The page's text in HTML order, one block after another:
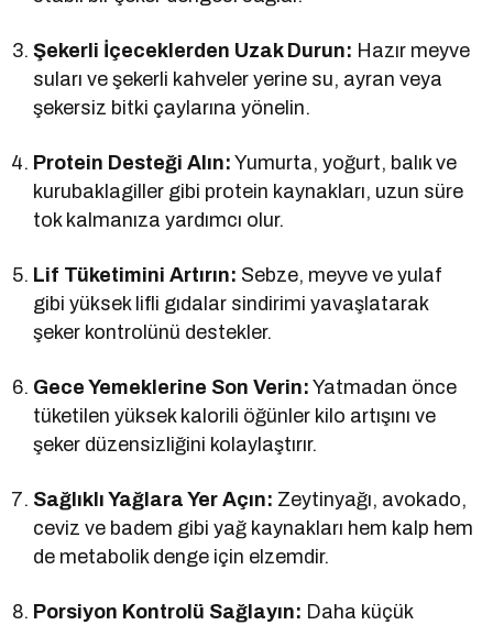
Şekerli İçeceklerden Uzak Durun: Hazır meyve
suları ve şekerli kahveler yerine su, ayran veya
şekersiz bitki çaylarına yönelin.
Protein Desteği Alın: Yumurta, yoğurt, balık ve
kurubaklagiller gibi protein kaynakları, uzun süre
tok kalmanıza yardımcı olur.
Lif Tüketimini Artırın: Sebze, meyve ve yulaf
gibi yüksek lifli gıdalar sindirimi yavaşlatarak
şeker kontrolünü destekler.
Gece Yemeklerine Son Verin: Yatmadan önce
tüketilen yüksek kalorili öğünler kilo artışını ve
şeker düzensizliğini kolaylaştırır.
Sağlıklı Yağlara Yer Açın: Zeytinyağı, avokado,
ceviz ve badem gibi yağ kaynakları hem kalp hem
de metabolik denge için elzemdir.
Porsiyon Kontrolü Sağlayın: Daha küçük